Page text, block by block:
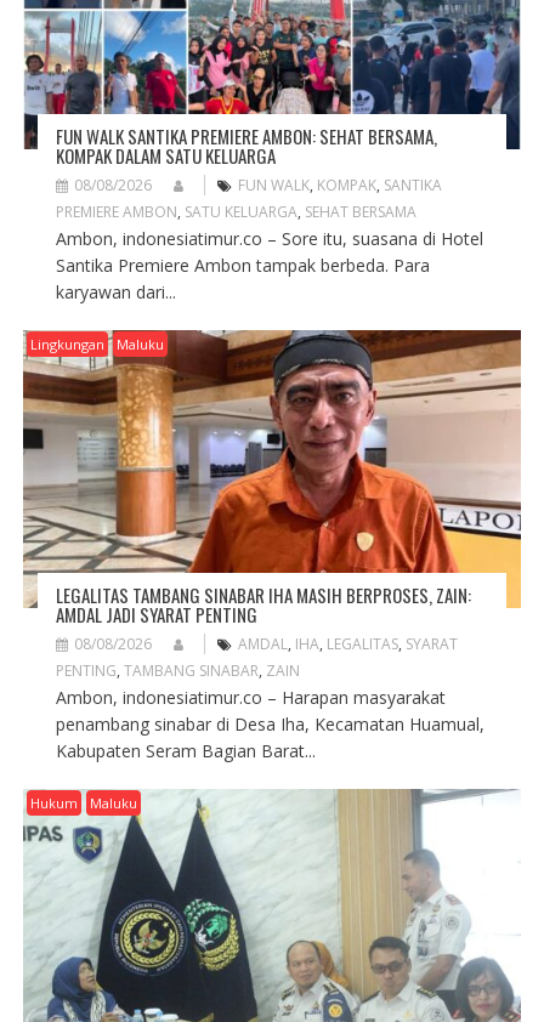
N
FUN WALK SANTIKA PREMIERE AMBON: SEHAT BERSAMA,
KOMPAK DALAM SATU KELUARGA
08/08/2026 FUN WALK, KOMPAK, SANTIKA
PREMIERE AMBON, SATU KELUARGA, SEHAT BERSAMA
Ambon, indonesiatimur.co – Sore itu, suasana di Hotel
Santika Premiere Ambon tampak berbeda. Para
karyawan dari...
Lingkungan Maluku
LEGALITAS TAMBANG SINABAR IHA MASIH BERPROSES, ZAIN:
AMDAL JADI SYARAT PENTING
08/08/2026 AMDAL, IHA, LEGALITAS, SYARAT
PENTING, TAMBANG SINABAR, ZAIN
Ambon, indonesiatimur.co – Harapan masyarakat
penambang sinabar di Desa Iha, Kecamatan Huamual,
Kabupaten Seram Bagian Barat...
Hukum Maluku